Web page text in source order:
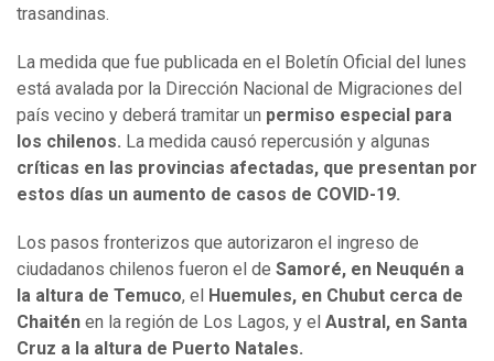
trasandinas.
La medida que fue publicada en el Boletín Oficial del lunes
está avalada por la Dirección Nacional de Migraciones del
país vecino y deberá tramitar un permiso especial para
los chilenos. La medida causó repercusión y algunas
críticas en las provincias afectadas, que presentan por
estos días un aumento de casos de COVID-19.
Los pasos fronterizos que autorizaron el ingreso de
ciudadanos chilenos fueron el de Samoré, en Neuquén a
la altura de Temuco, el
Huemules, en Chubut cerca de
Chaitén en la región de Los Lagos, y el Austral, en Santa
Cruz a la altura de Puerto Natales.